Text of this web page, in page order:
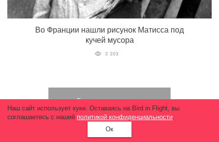
Во Франции нашли рисунок Матисса под
кучей мусора
3 203
Больше материалов
Наш сайт использует куки. Оставаясь на Bird in Flight, вы
соглашаетесь с нашей политикой конфиденциальности.
Ок